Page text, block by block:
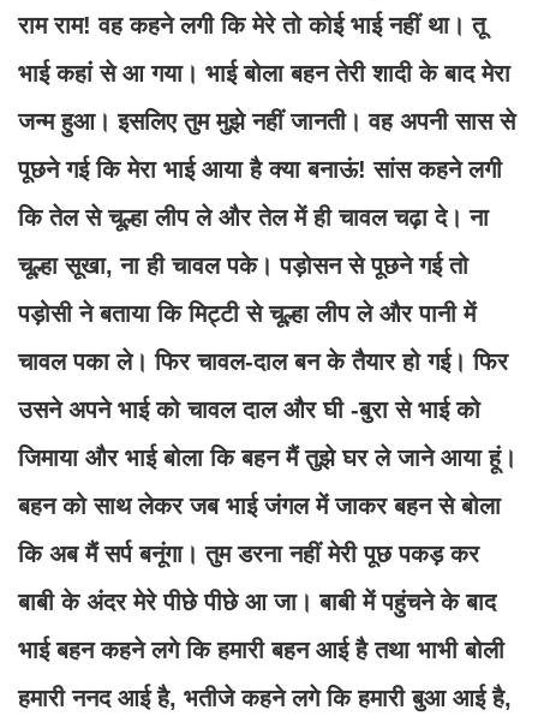
राम राम! वह कहने लगी कि मेरे तो कोई भाई नहीं था। तू
भाई कहां से आ गया। भाई बोला बहन तेरी शादी के बाद मेरा
जन्म हुआ। इसलिए तुम मुझे नहीं जानती। वह अपनी सास से
पूछने गई कि मेरा भाई आया है क्या बनाऊं! सांस कहने लगी
कि तेल से चूल्हा लीप ले और तेल में ही चावल चढ़ा दे। ना
चूल्हा सूखा, ना ही चावल पके। पड़ोसन से पूछने गई तो
पड़ोसी ने बताया कि मिट्टी से चूल्हा लीप ले और पानी में
चावल पका ले। फिर चावल-दाल बन के तैयार हो गई। फिर
उसने अपने भाई को चावल दाल और घी -बुरा से भाई को
जिमाया और भाई बोला कि बहन मैं तुझे घर ले जाने आया हूं।
बहन को साथ लेकर जब भाई जंगल में जाकर बहन से बोला
कि अब मैं सर्प बनूंगा। तुम डरना नहीं मेरी पूछ पकड़ कर
बाबी के अंदर मेरे पीछे पीछे आ जा। बाबी में पहुंचने के बाद
भाई बहन कहने लगे कि हमारी बहन आई है तथा भाभी बोली
हमारी ननद आई है, भतीजे कहने लगे कि हमारी बुआ आई है,